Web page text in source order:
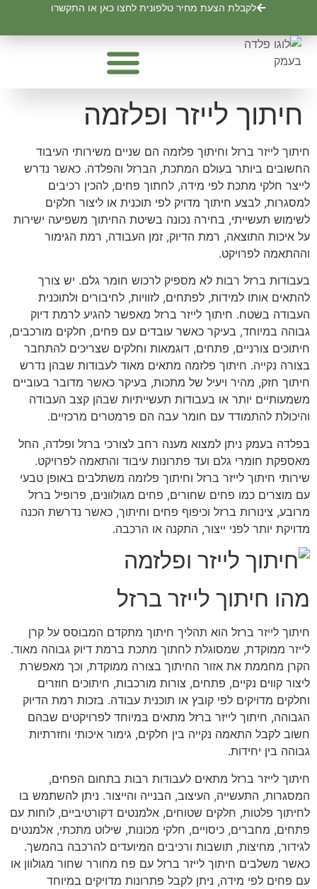
לקבלת הצעת מחיר טלפונית לחצו כאן או התקשרו
חיתוך לייזר ופלזמה
חיתוך לייזר ברזל וחיתוך פלזמה הם שניים משירותי העיבוד
החשובים ביותר בעולם המתכת, הברזל והפלדה. כאשר נדרש
לייצר חלקי מתכת לפי מידה, לחתוך פחים, להכין רכיבים
למסגרות, לבצע חיתוך מדויק לפי תוכנית או ליצור חלקים
לשימוש תעשייתי, בחירה נכונה בשיטת החיתוך משפיעה ישירות
על איכות התוצאה, רמת הדיוק, זמן העבודה, רמת הגימור
וההתאמה לפרויקט.
בעבודות ברזל רבות לא מספיק לרכוש חומר גלם. יש צורך
להתאים אותו למידות, לפתחים, לזוויות, לחיבורים ולתוכנית
העבודה בשטח. חיתוך לייזר ברזל מאפשר להגיע לרמת דיוק
גבוהה במיוחד, בעיקר כאשר עובדים עם פחים, חלקים מורכבים,
חיתוכים צורניים, פתחים, דוגמאות וחלקים שצריכים להתחבר
בצורה נקייה. חיתוך פלזמה מתאים מאוד לעבודות שבהן נדרש
חיתוך חזק, מהיר ויעיל של מתכות, בעיקר כאשר מדובר בעוביים
משמעותיים יותר או בעבודות תעשייתיות שבהן קצב העבודה
והיכולת להתמודד עם חומר עבה הם פרמטרים מרכזיים.
בפלדה בעמק ניתן למצוא מענה רחב לצורכי ברזל ופלדה, החל
מאספקת חומרי גלם ועד פתרונות עיבוד והתאמה לפרויקט.
שירותי חיתוך לייזר ברזל וחיתוך פלזמה משתלבים באופן טבעי
עם מוצרים כמו פחים שחורים, פחים מגולוונים, פרופיל ברזל
מרובע, צינורות ברזל וכיפוף פחים וחיתוך, כאשר נדרשת הכנה
מדויקת יותר לפני ייצור, התקנה או הרכבה.
מהו חיתוך לייזר ברזל
חיתוך לייזר ברזל הוא תהליך חיתוך מתקדם המבוסס על קרן
לייזר ממוקדת, שמסוגלת לחתוך מתכת ברמת דיוק גבוהה מאוד.
הקרן מחממת את אזור החיתוך בצורה ממוקדת, וכך מאפשרת
ליצור קווים נקיים, פתחים, צורות מורכבות, חיתוכים חוזרים
וחלקים מדויקים לפי קובץ או תוכנית עבודה. בזכות רמת הדיוק
הגבוהה, חיתוך לייזר ברזל מתאים במיוחד לפרויקטים שבהם
חשוב לקבל התאמה נקייה בין חלקים, גימור איכותי וחזרתיות
גבוהה בין יחידות.
חיתוך לייזר ברזל מתאים לעבודות רבות בתחום הפחים,
המסגרות, התעשייה, העיצוב, הבנייה והייצור. ניתן להשתמש בו
לחיתוך פלטות, חלקים שטוחים, אלמנטים דקורטיביים, לוחות עם
פתחים, מחברים, כיסויים, חלקי מכונות, שילוט מתכתי, אלמנטים
לגידור, מחיצות, תושבות ורכיבים המיועדים להרכבה בהמשך.
כאשר משלבים חיתוך לייזר ברזל עם פח מחורר שחור מגולוון או
עם פחים לפי מידה, ניתן לקבל פתרונות מדויקים במיוחד